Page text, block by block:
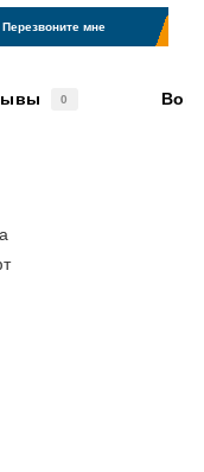
Перезвоните мне
0